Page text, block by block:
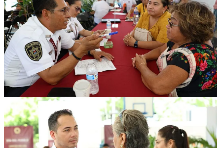
Compartir
Discusión sobre este post
Comentarios Restacks